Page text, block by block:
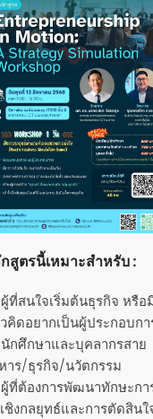
สูตรนี้เหมาะสำหรับ :
ผู้ที่สนใจเริ่มต้นธุรกิจ หรือ
คิดอยากเป็นผู้ประกอบกา
นักศึกษาและบุคลากรสาย
าร/ธุรกิจ/นวัตกรรม
ผู้ที่ต้องการพัฒนาทักษะกา
ชิงกลยุทธ์และการตัดสินใ